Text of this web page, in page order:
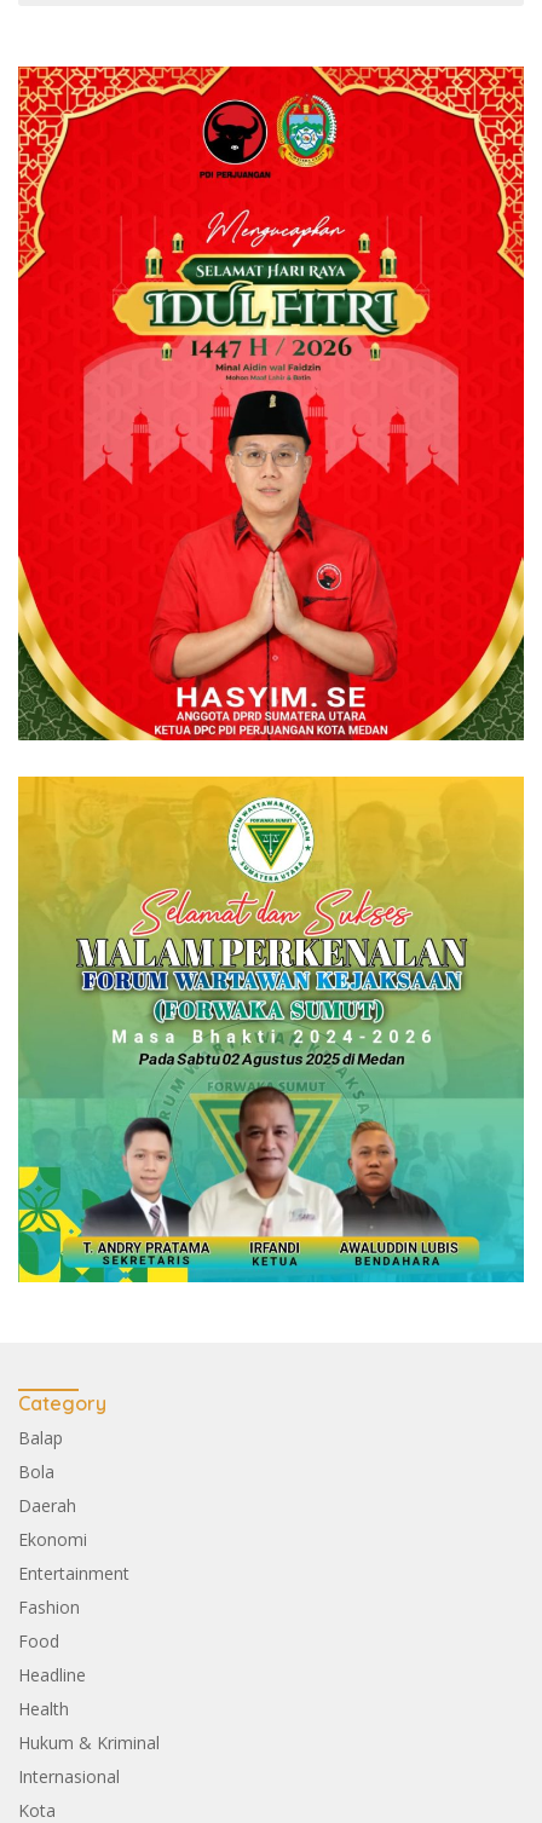
Category
Balap
Bola
Daerah
Ekonomi
Entertainment
Fashion
Food
Headline
Health
Hukum & Kriminal
Internasional
Kota